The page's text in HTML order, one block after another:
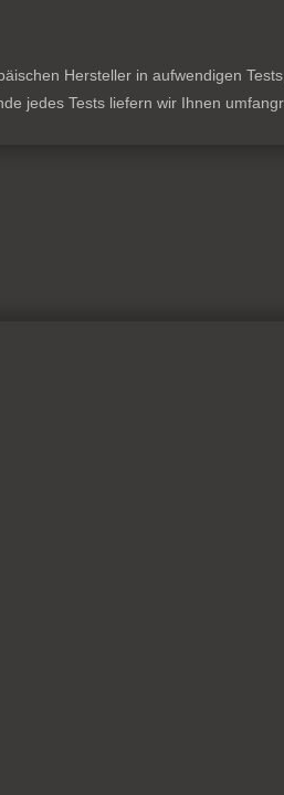
Hersteller in aufwendigen
jedes Tests liefern wir Ihnen